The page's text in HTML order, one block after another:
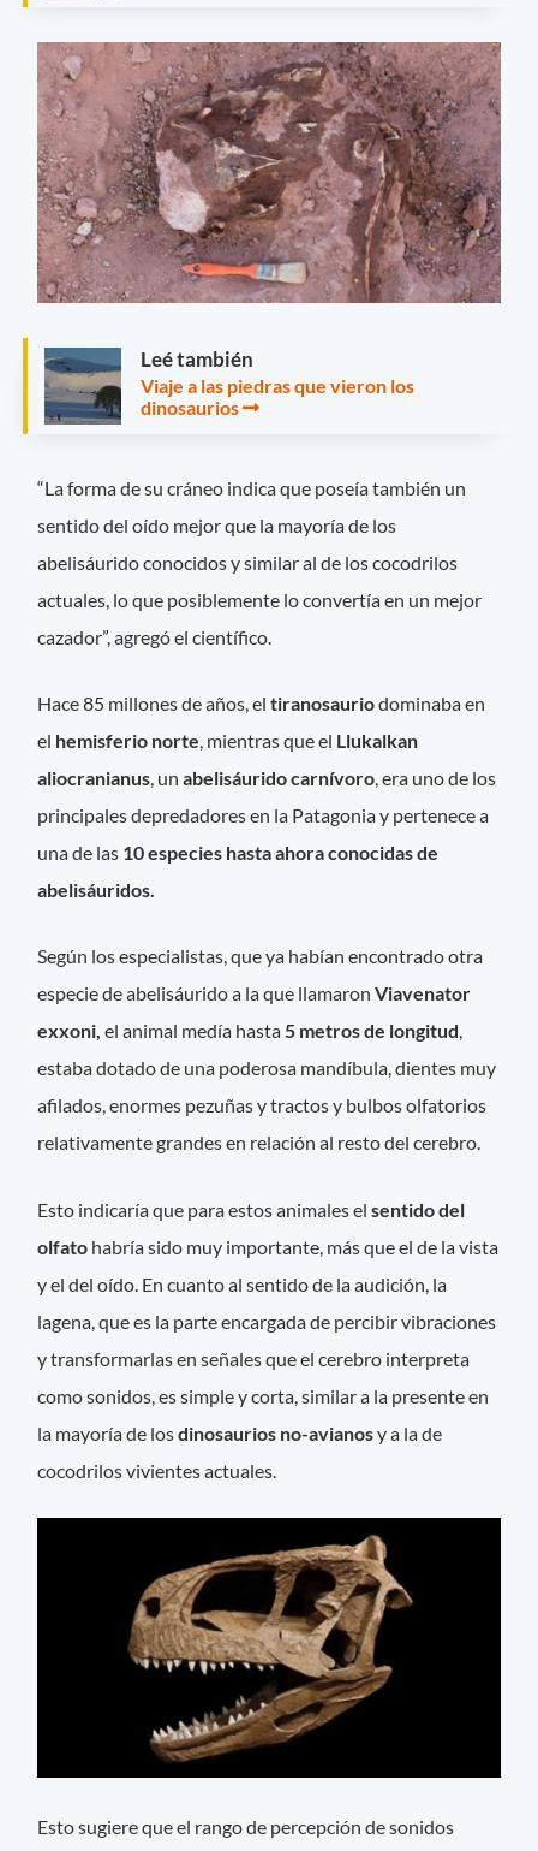
Leé también
Viaje a las piedras que vieron los
dinosaurios
“La forma de su cráneo indica que poseía también un
sentido del oído mejor que la mayoría de los
abelisáurido conocidos y similar al de los cocodrilos
actuales, lo que posiblemente lo convertía en un mejor
cazador”, agregó el científico.
Hace 85 millones de años, eltiranosauriodominaba en
el hemisferio norte, mientras que el Llukalkan
aliocranianus, unabelisáurido carnívoro, era uno de los
principales depredadores en la Patagonia y pertenece a
una de las 10 especies hasta ahora conocidas de
abelisáuridos.
Según los especialistas, que ya habían encontrado otra
especie de abelisáurido a la que llamaronViavenator
exxoni,el animal medía hasta5 metros de longitud,
estaba dotado de una poderosa mandíbula, dientes muy
afilados, enormes pezuñas y tractos y bulbos olfatorios
relativamente grandes en relación al resto del cerebro.
Esto indicaría que para estos animales elsentido del
olfato habría sido muy importante, más que el de la vista
y el del oído. En cuanto al sentido de la audición, la
lagena, que es la parte encargada de percibir vibraciones
y transformarlas en señales que el cerebro interpreta
como sonidos, es simple y corta, similar a la presente en
la mayoría de losdinosaurios no-avianosy a la de
cocodrilos vivientes actuales.
Esto sugiere que el rango de percepción de sonidos